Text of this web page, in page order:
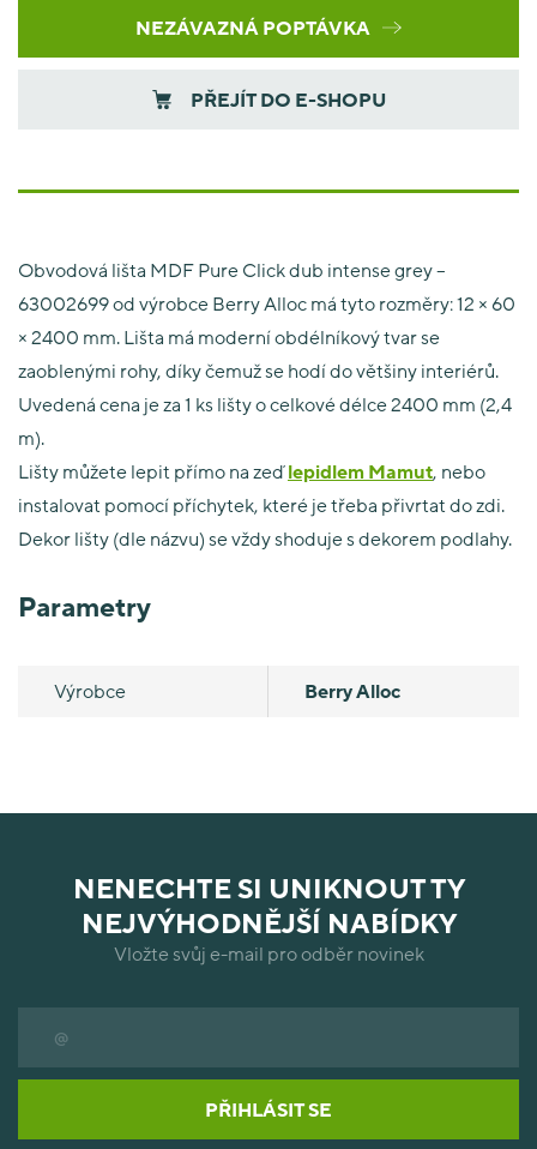
NEZÁVAZNÁ POPTÁVKA
PŘEJÍT DO E-SHOPU
Obvodová lišta MDF Pure Click dub intense grey –
63002699 od výrobce Berry Alloc má tyto rozměry: 12 × 60
× 2400 mm. Lišta má moderní obdélníkový tvar se
zaoblenými rohy, díky čemuž se hodí do většiny interiérů.
Uvedená cena je za 1 ks lišty o celkové délce 2400 mm (2,4
m).
Lišty můžete lepit přímo na zeďlepidlem Mamut, nebo
instalovat pomocí příchytek, které je třeba přivrtat do zdi.
Dekor lišty (dle názvu) se vždy shoduje s dekorem podlahy.
Parametry
Výrobce Berry Alloc
NENECHTE SI UNIKNOUT TY
NEJVÝHODNĚJŠÍ NABÍDKY
Vložte svůj e-mail pro odběr novinek
PŘIHLÁSIT SE